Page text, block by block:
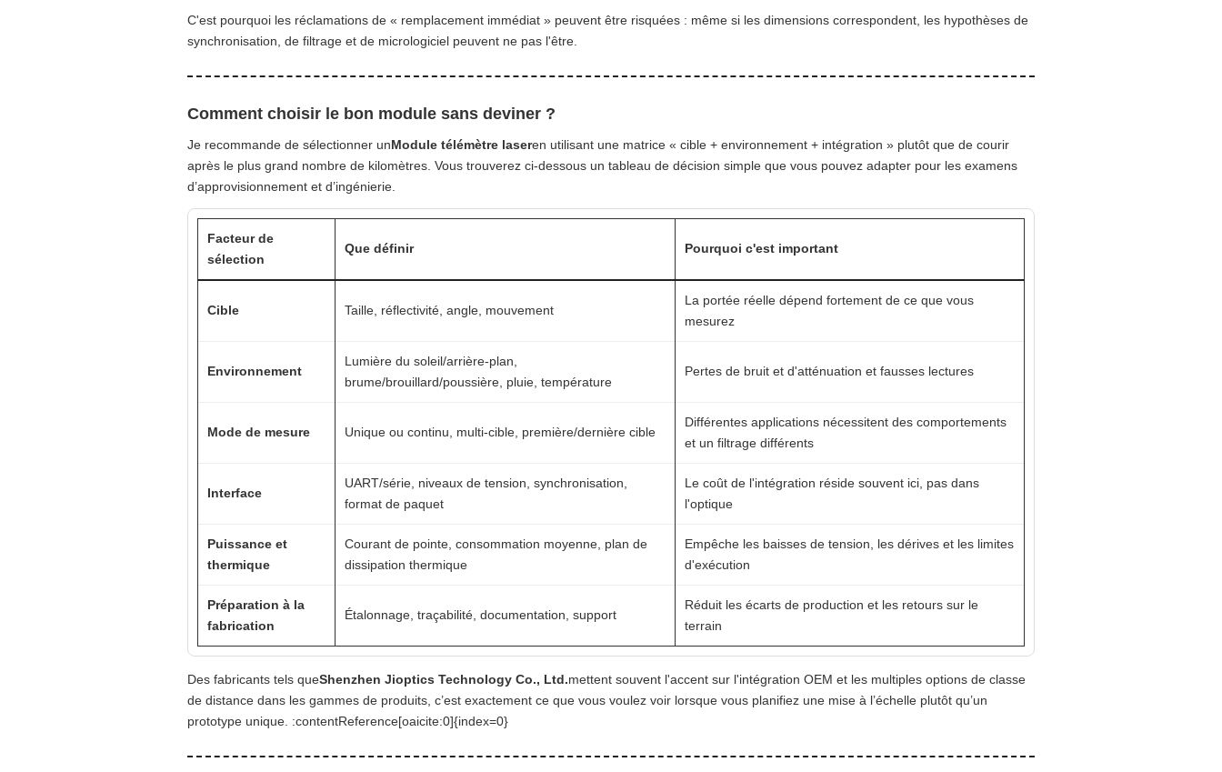
C'est pourquoi les réclamations de « remplacement immédiat » peuvent être risquées : même si les dimensions correspondent, les hypothèses de
synchronisation, de filtrage et de micrologiciel peuvent ne pas l'être.
Comment choisir le bon module sans deviner ?
Je recommande de sélectionner unModule télémètre laseren utilisant une matrice « cible + environnement + intégration » plutôt que de courir
après le plus grand nombre de kilomètres. Vous trouverez ci-dessous un tableau de décision simple que vous pouvez adapter pour les examens
d’approvisionnement et d’ingénierie.
Facteur de
sélection
Que définir Pourquoi c'est important
Cible Taille, réflectivité, angle, mouvement
La portée réelle dépend fortement de ce que vous
mesurez
Environnement
Lumière du soleil/arrière-plan,
brume/brouillard/poussière, pluie, température
Pertes de bruit et d'atténuation et fausses lectures
Mode de mesure Unique ou continu, multi-cible, première/dernière cible
Différentes applications nécessitent des comportements
et un filtrage différents
Interface
UART/série, niveaux de tension, synchronisation,
format de paquet
Le coût de l'intégration réside souvent ici, pas dans
l'optique
Puissance et
thermique
Courant de pointe, consommation moyenne, plan de
dissipation thermique
Empêche les baisses de tension, les dérives et les limites
d'exécution
Préparation à la
fabrication
Étalonnage, traçabilité, documentation, support
Réduit les écarts de production et les retours sur le
terrain
Des fabricants tels queShenzhen Jioptics Technology Co., Ltd.mettent souvent l'accent sur l'intégration OEM et les multiples options de classe
de distance dans les gammes de produits, c’est exactement ce que vous voulez voir lorsque vous planifiez une mise à l’échelle plutôt qu’un
prototype unique. :contentReference[oaicite:0]{index=0}